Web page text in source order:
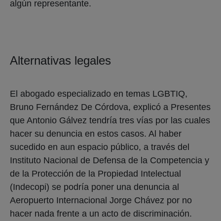
algún representante.
Alternativas legales
El abogado especializado en temas LGBTIQ,
Bruno Fernández De Córdova, explicó a Presentes
que Antonio Gálvez tendría tres vías por las cuales
hacer su denuncia en estos casos. Al haber
sucedido en aun espacio público, a través del
Instituto Nacional de Defensa de la Competencia y
de la Protección de la Propiedad Intelectual
(Indecopi) se podría poner una denuncia al
Aeropuerto Internacional Jorge Chávez por no
hacer nada frente a un acto de discriminación.